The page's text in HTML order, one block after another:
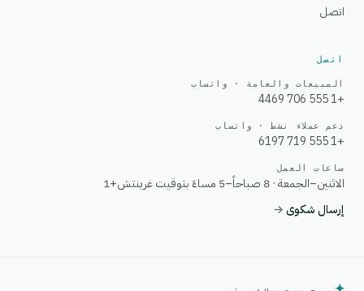
اتصل
اتصل
المبيعات والعامة · واتساب
+1 555 706 4469
دعم عملاء نشط · واتساب
+1 555 719 6197
ساعات العمل
الاثنين–الجمعة · 8 صباحاً–5 مساءً بتوقيت غرينتش+1
إرسال شكوى→